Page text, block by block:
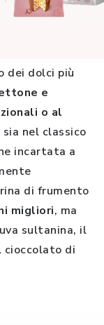
dei dolci più
e
o al
nel classico
incartata a
di frumento
migliori, ma
sultanina, il
cioccolato di